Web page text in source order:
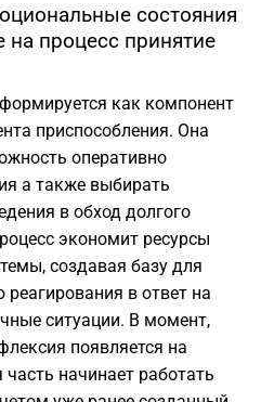
состояния
на процесс принятие
как компонент
приспособления. Она
оперативно
а также выбирать
в обход долгого
экономит ресурсы
создавая базу для
реагирования в ответ на
ситуации. В момент,
появляется на
начинает работать